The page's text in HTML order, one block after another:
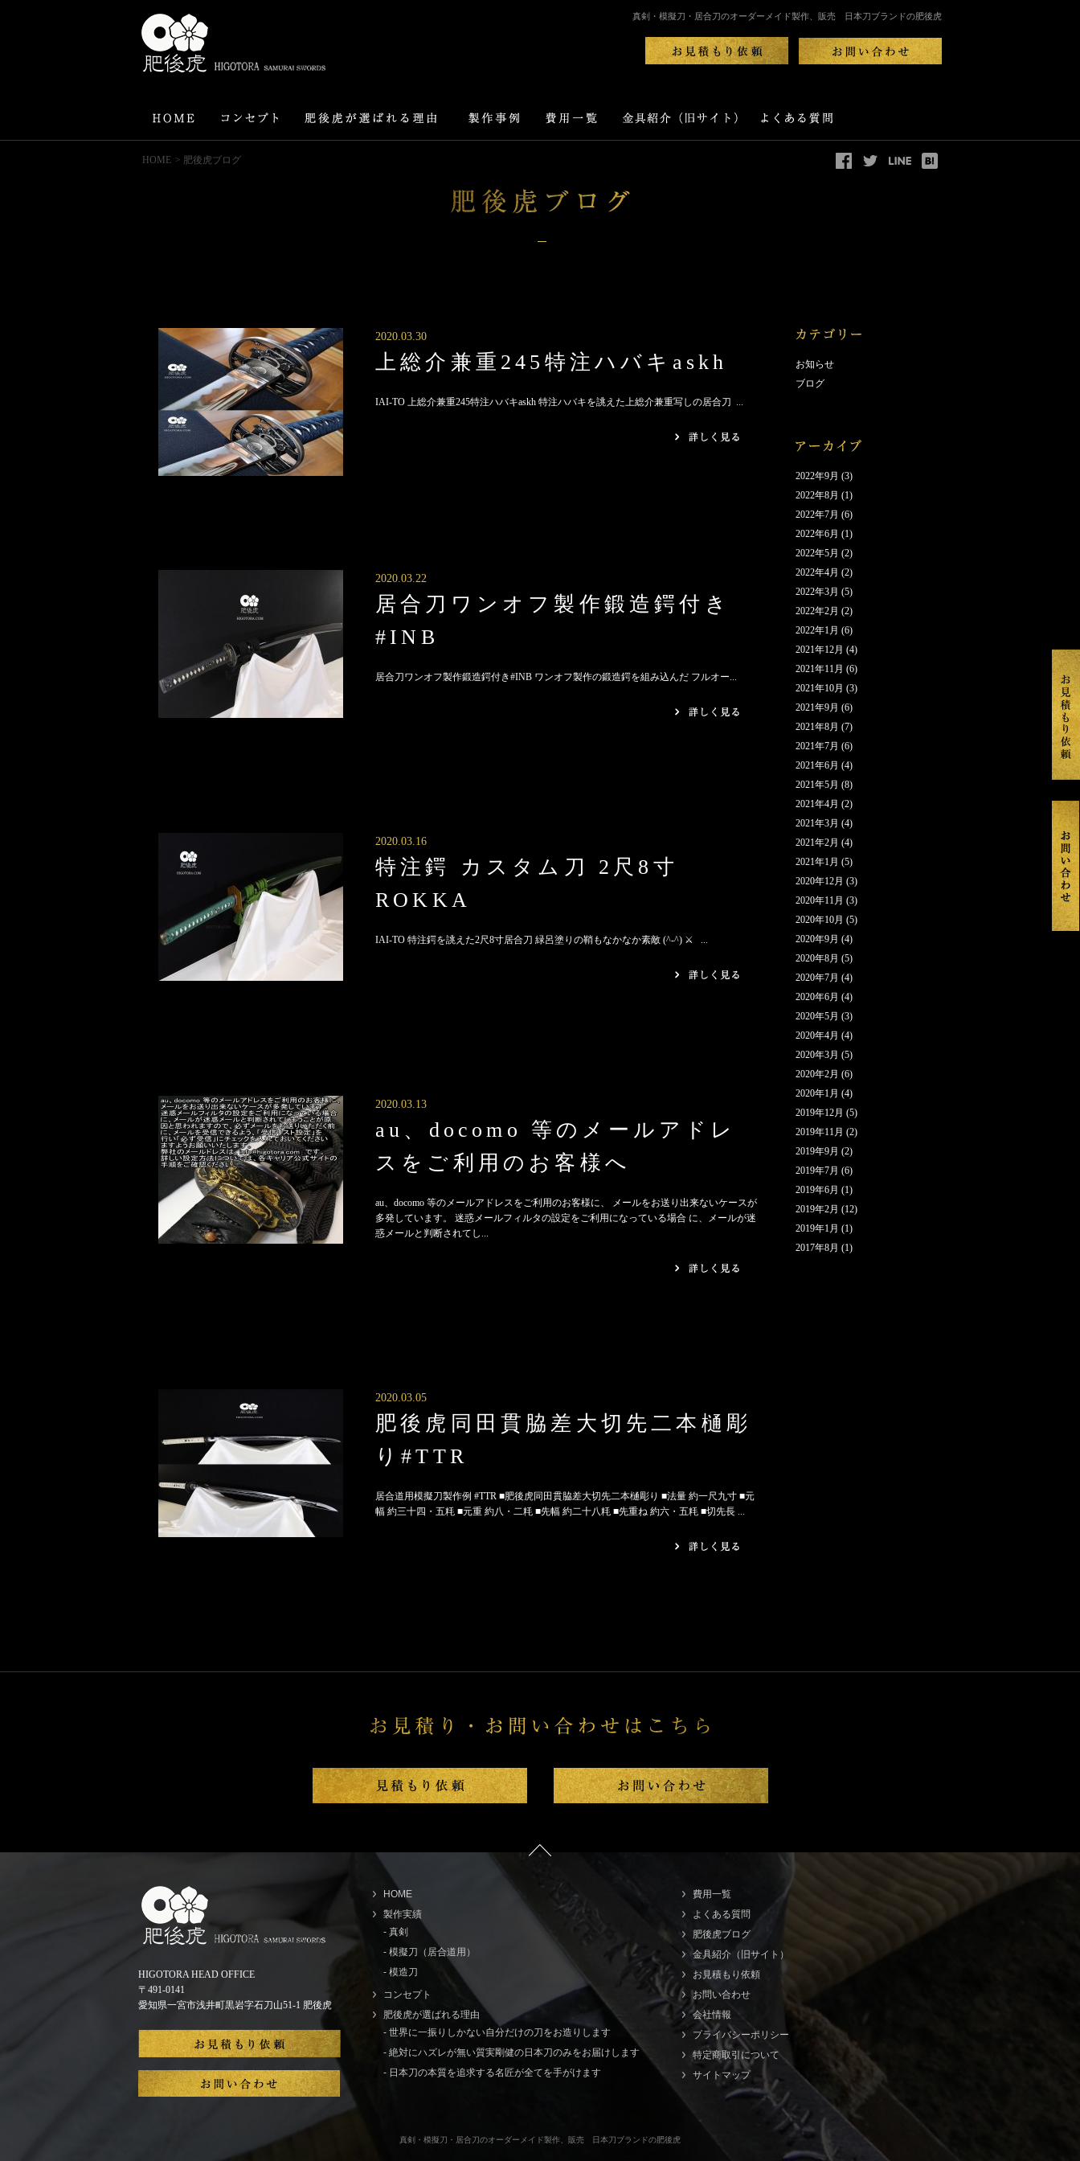
真剣・模擬刀・居合刀のオーダーメイド製作、販売 日本刀ブランドの肥後虎
HOME > 肥後虎ブログ
2020.03.30
上総介兼重245特注ハバキaskh
IAI-TO 上総介兼重245特注ハバキaskh 特注ハバキを誂えた上総介兼重写しの居合刀 ...
2020.03.22
居合刀ワンオフ製作鍛造鍔付き
#INB
居合刀ワンオフ製作鍛造鍔付き#INB ワンオフ製作の鍛造鍔を組み込んだ フルオー...
2020.03.16
特注鍔 カスタム刀 2尺8寸
ROKKA
IAI-TO 特注鍔を誂えた2尺8寸居合刀 緑呂塗りの鞘もなかなか素敵 (^-^) ⚔ ...
2020.03.13
au、docomo 等のメールアドレ
スをご利用のお客様へ
au、docomo 等のメールアドレスをご利用のお客様に、 メールをお送り出来ないケースが
多発しています。 迷惑メールフィルタの設定をご利用になっている場合 に、メールが迷
惑メールと判断されてし...
2020.03.05
肥後虎同田貫脇差大切先二本樋彫
り#TTR
居合道用模擬刀製作例 #TTR ■肥後虎同田貫脇差大切先二本樋彫り ■法量 約一尺九寸 ■元
幅 約三十四・五粍 ■元重 約八・二粍 ■先幅 約二十八粍 ■先重ね 約六・五粍 ■切先長 ...
お知らせ
ブログ
2022年9月 (3)
2022年8月 (1)
2022年7月 (6)
2022年6月 (1)
2022年5月 (2)
2022年4月 (2)
2022年3月 (5)
2022年2月 (2)
2022年1月 (6)
2021年12月 (4)
2021年11月 (6)
2021年10月 (3)
2021年9月 (6)
2021年8月 (7)
2021年7月 (6)
2021年6月 (4)
2021年5月 (8)
2021年4月 (2)
2021年3月 (4)
2021年2月 (4)
2021年1月 (5)
2020年12月 (3)
2020年11月 (3)
2020年10月 (5)
2020年9月 (4)
2020年8月 (5)
2020年7月 (4)
2020年6月 (4)
2020年5月 (3)
2020年4月 (4)
2020年3月 (5)
2020年2月 (6)
2020年1月 (4)
2019年12月 (5)
2019年11月 (2)
2019年9月 (2)
2019年7月 (6)
2019年6月 (1)
2019年2月 (12)
2019年1月 (1)
2017年8月 (1)
HIGOTORA HEAD OFFICE
〒491-0141
愛知県一宮市浅井町黒岩字石刀山51-1 肥後虎
HOME
製作実績
- 真剣
- 模擬刀（居合道用）
- 模造刀
コンセプト
肥後虎が選ばれる理由
- 世界に一振りしかない自分だけの刀をお造りします
- 絶対にハズレが無い質実剛健の日本刀のみをお届けします
- 日本刀の本質を追求する名匠が全てを手がけます
費用一覧
よくある質問
肥後虎ブログ
金具紹介（旧サイト）
お見積もり依頼
お問い合わせ
会社情報
プライバシーポリシー
特定商取引について
サイトマップ
真剣・模擬刀・居合刀のオーダーメイド製作、販売 日本刀ブランドの肥後虎